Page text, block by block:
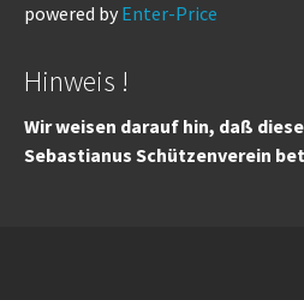
powered by Enter-Price
Hinweis !
Wir weisen darauf hin, daß
Sebastianus Schützenverein